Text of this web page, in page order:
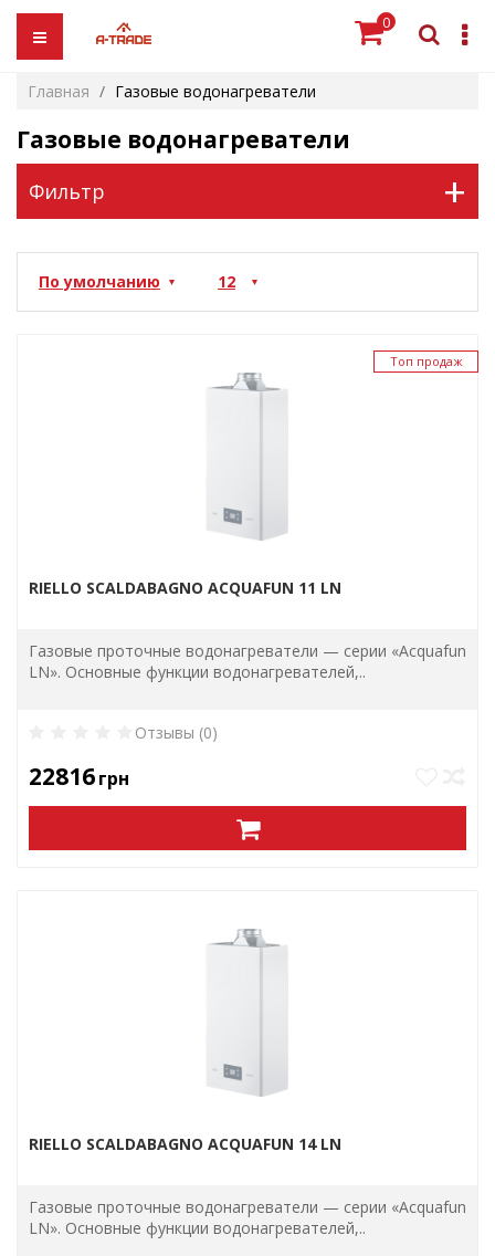
0
Главная Газовые водонагреватели
Газовые водонагреватели
Фильтр +
Топ продаж
RIELLO SCALDABAGNO ACQUAFUN 11 LN
Газовые проточные водонагреватели — серии «Acquafun
LN». Основные функции водонагревателей,..
Отзывы (0)
22816грн
RIELLO SCALDABAGNO ACQUAFUN 14 LN
Газовые проточные водонагреватели — серии «Acquafun
LN». Основные функции водонагревателей,..